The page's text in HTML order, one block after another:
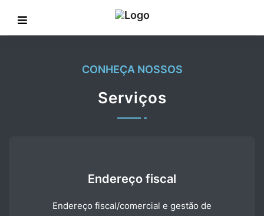
CONHEÇA NOSSOS
Serviços
Endereço fiscal
Endereço fiscal/comercial e gestão de